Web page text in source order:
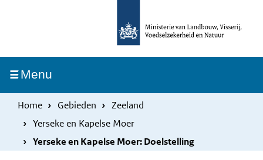
inhoud
gaan
MenuIngeklapt
Home Gebieden
Zeeland
Yerseke en Kapelse Moer
Yerseke en Kapelse Moer: Doelstelling